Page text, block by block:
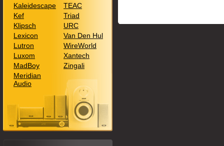
Kaleidescape
Kef
Klipsch
Lexicon
Lutron
Luxom
MadBoy
Meridian
Audio
TEAC
Triad
URC
Van Den Hul
WireWorld
Xantech
Zingali